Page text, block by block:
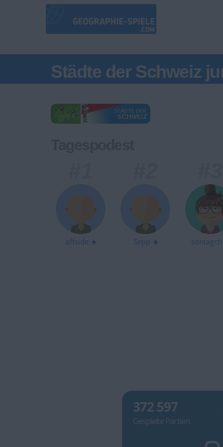
Städte der Schweiz
offside Sepp sontagch
372 597
Gespielte Partien